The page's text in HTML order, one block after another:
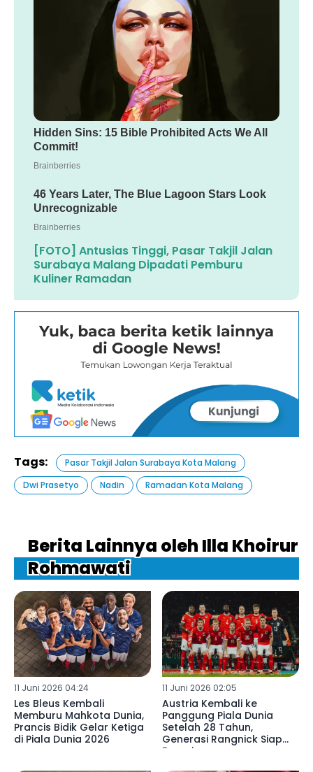
[FOTO] Antusias Tinggi, Pasar Takjil Jalan
Surabaya Malang Dipadati Pemburu
Kuliner Ramadan
Tags:
Pasar Takjil Jalan Surabaya Kota Malang
Dwi Prasetyo
Nadin Ramadan Kota Malang
Berita Lainnya oleh Illa Khoirur
Rohmawati
11 Juni 2026 04:24
Les Bleus Kembali
Memburu Mahkota Dunia,
Prancis Bidik Gelar Ketiga
di Piala Dunia 2026
11 Juni 2026 02:05
Austria Kembali ke
Panggung Piala Dunia
Setelah 28 Tahun,
Generasi Rangnick Siap
Bersaing